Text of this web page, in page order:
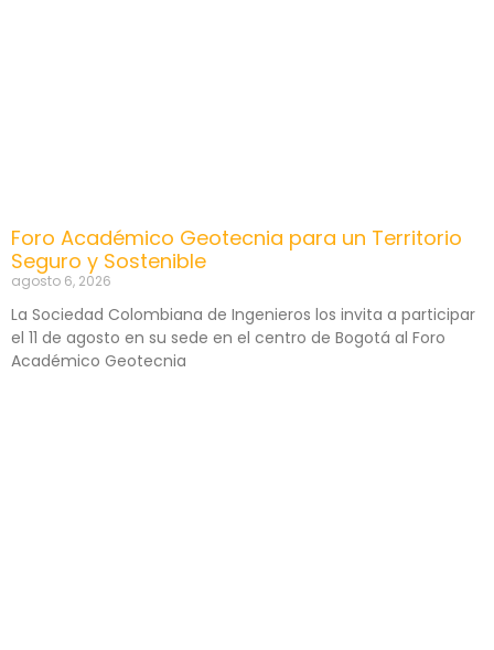
Foro Académico Geotecnia para un Territorio
Seguro y Sostenible
agosto 6, 2026
La Sociedad Colombiana de Ingenieros los invita a participar
el 11 de agosto en su sede en el centro de Bogotá al Foro
Académico Geotecnia